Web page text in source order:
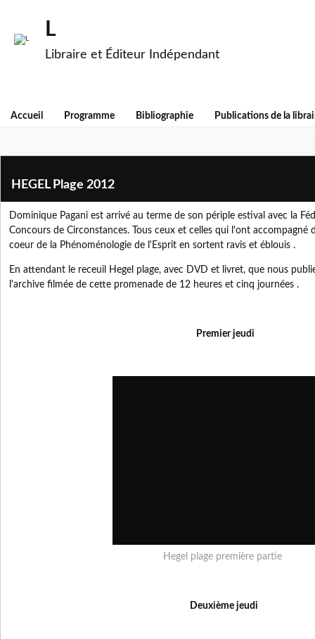
L
Libraire et Éditeur Indépendant
Accueil Programme Bibliographie Publications de la
HEGEL Plage 2012
Dominique Pagani est arrivé au terme de son périple estival avec la
Concours de Circonstances. Tous ceux et celles qui l'ont accompagné
coeur de la Phénoménologie de l'Esprit en sortent ravis et éblouis .
En attendant le receuil Hegel plage, avec DVD et livret, que nous
l'archive filmée de cette promenade de 12 heures et cinq journées .
Premier jeudi
Hegel plage première partie
Deuxième jeudi